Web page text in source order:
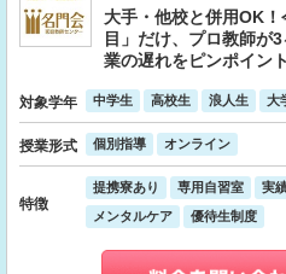
大手・他校と併用OK
目」だけ、プロ教師が
業の遅れをピンポイン
対象学年 中学生 高校生 浪人生 大
授業形式 個別指導 オンライン
特徴
提携寮あり 専用自習室 実
メンタルケア
優待生制度